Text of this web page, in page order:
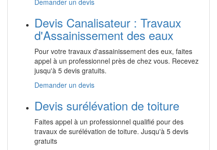
Demander un devis
Devis Canalisateur : Travaux
d'Assainissement des eaux
Pour votre travaux d'assainissement des eux, faites
appel à un professionnel près de chez vous. Recevez
jusqu'à 5 devis gratuits.
Demander un devis
Devis surélévation de toiture
Faites appel à un professionnel qualifié pour des
travaux de surélévation de toiture. Jusqu'à 5 devis
gratuits